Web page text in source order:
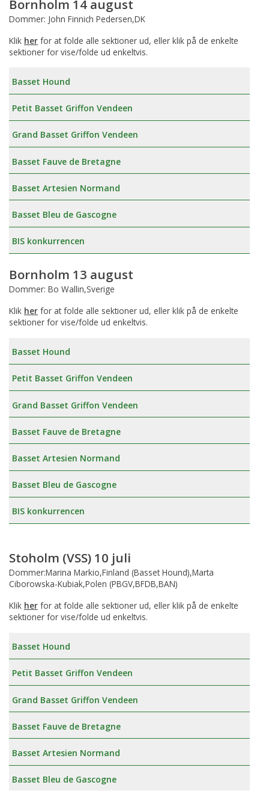
Bornholm 14 august
Dommer: John Finnich Pedersen,DK
Klik her for at folde alle sektioner ud, eller klik på de enkelte
sektioner for vise/folde ud enkeltvis.
Basset Hound
Petit Basset Griffon Vendeen
Grand Basset Griffon Vendeen
Basset Fauve de Bretagne
Basset Artesien Normand
Basset Bleu de Gascogne
BIS konkurrencen
Bornholm 13 august
Dommer: Bo Wallin,Sverige
Klik her for at folde alle sektioner ud, eller klik på de enkelte
sektioner for vise/folde ud enkeltvis.
Basset Hound
Petit Basset Griffon Vendeen
Grand Basset Griffon Vendeen
Basset Fauve de Bretagne
Basset Artesien Normand
Basset Bleu de Gascogne
BIS konkurrencen
Stoholm (VSS) 10 juli
Dommer:Marina Markio,Finland (Basset Hound),Marta
Ciborowska-Kubiak,Polen (PBGV,BFDB,BAN)
Klik her for at folde alle sektioner ud, eller klik på de enkelte
sektioner for vise/folde ud enkeltvis.
Basset Hound
Petit Basset Griffon Vendeen
Grand Basset Griffon Vendeen
Basset Fauve de Bretagne
Basset Artesien Normand
Basset Bleu de Gascogne